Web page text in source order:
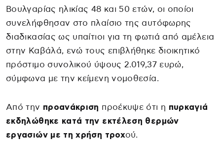
Βουλγαρίας ηλικίας 48 και 50 ετών, οι οποίοι
συνελήφθησαν στο πλαίσιο της αυτόφωρης
διαδικασίας ως υπαίτιοι για τη φωτιά από αμέλεια
στην Καβάλά, ενώ τους επιβλήθηκε διοικητικό
πρόστιμο συνολικού ύψους 2.019,37 ευρώ,
σύμφωνα με την κείμενη νομοθεσία.
Από την προανάκριση προέκυψε ότι η πυρκαγιά
εκδηλώθηκε κατά την εκτέλεση θερμών
εργασιών με τη χρήση τροχού.